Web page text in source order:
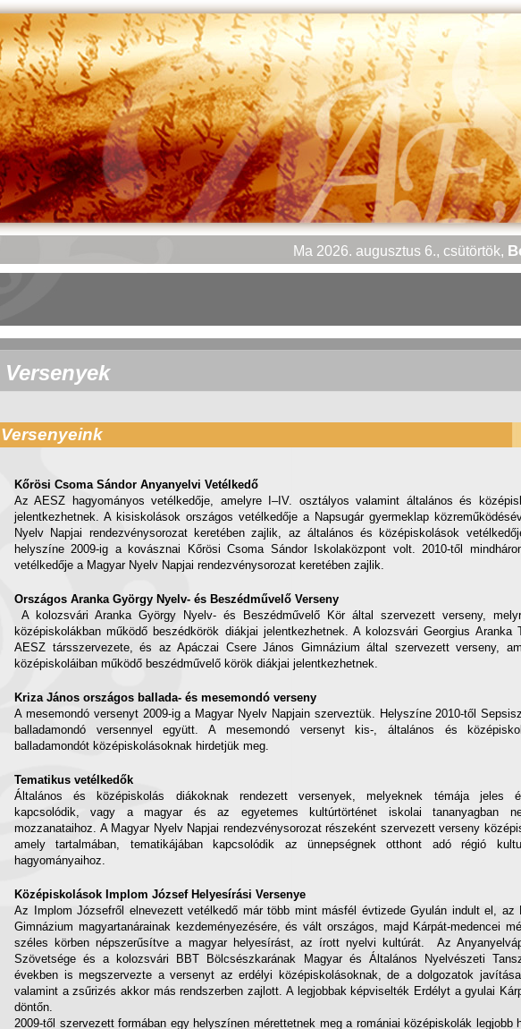
Ma 2026. augusztus 6., csütörtök,
Versenyek
Versenyeink
Kőrösi Csoma Sándor Anyanyelvi Vetélkedő
Az AESZ hagyományos vetélkedője, amelyre I–IV. osztályos valamint általános és
jelentkezhetnek. A kisiskolások országos vetélkedője a Napsugár gyermeklap
Nyelv Napjai rendezvénysorozat keretében zajlik, az általános és középiskolások
helyszíne 2009-ig a kovásznai Kőrösi Csoma Sándor Iskolaközpont volt. 2010-től
vetélkedője a Magyar Nyelv Napjai rendezvénysorozat keretében zajlik.
Országos Aranka György Nyelv- és Beszédművelő Verseny
A kolozsvári Aranka György Nyelv- és Beszédművelő Kör által szervezett verseny,
középiskolákban működő beszédkörök diákjai jelentkezhetnek. A kolozsvári Georgius Aranka
AESZ társszervezete, és az Apáczai Csere János Gimnázium által szervezett verseny,
középiskoláiban működő beszédművelő körök diákjai jelentkezhetnek.
Kriza János országos ballada- és mesemondó verseny
A mesemondó versenyt 2009-ig a Magyar Nyelv Napjain szerveztük. Helyszíne 2010-től
balladamondó versennyel együtt. A mesemondó versenyt kis-, általános és
balladamondót középiskolásoknak hirdetjük meg.
Tematikus vetélkedők
Általános és középiskolás diákoknak rendezett versenyek, melyeknek témája jeles
kapcsolódik, vagy a magyar és az egyetemes kultúrtörténet iskolai tananyagban
mozzanataihoz. A Magyar Nyelv Napjai rendezvénysorozat részeként szervezett verseny
amely tartalmában, tematikájában kapcsolódik az ünnepségnek otthont adó régió
hagyományaihoz.
Középiskolások Implom József Helyesírási Versenye
Az Implom Józsefről elnevezett vetélkedő már több mint másfél évtizede Gyulán indult el, az
Gimnázium magyartanárainak kezdeményezésére, és vált országos, majd Kárpát-medencei
széles körben népszerűsítve a magyar helyesírást, az írott nyelvi kultúrát. Az
Szövetsége és a kolozsvári BBT Bölcsészkarának Magyar és Általános Nyelvészeti
években is megszervezte a versenyt az erdélyi középiskolásoknak, de a dolgozatok
valamint a zsűrizés akkor más rendszerben zajlott. A legjobbak képviselték Erdélyt a gyulai
döntőn.
2009-től szervezett formában egy helyszínen mérettetnek meg a romániai középiskolák legjobb